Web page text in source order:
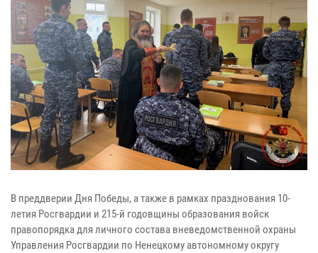
В преддверии Дня Победы, а также в рамках празднования 10-
летия Росгвардии и 215-й годовщины образования войск
правопорядка для личного состава вневедомственной охраны
Управления Росгвардии по Ненецкому автономному округу